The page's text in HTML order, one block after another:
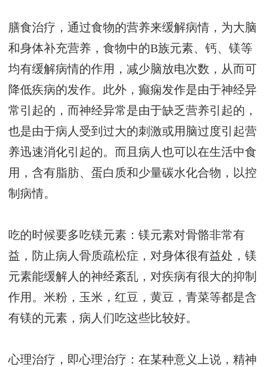
膳食治疗，通过食物的营养来缓解病情，为大脑
和身体补充营养，食物中的B族元素、钙、镁等
均有缓解病情的作用，减少脑放电次数，从而可
降低疾病的发作。此外，癫痫发作是由于神经异
常引起的，而神经异常是由于缺乏营养引起的，
也是由于病人受到过大的刺激或用脑过度引起营
养迅速消化引起的。而且病人也可以在生活中食
用，含有脂肪、蛋白质和少量碳水化合物，以控
制病情。
吃的时候要多吃镁元素：镁元素对骨骼非常有
益，防止病人骨质疏松症，对身体很有益处，镁
元素能缓解人的神经紊乱，对疾病有很大的抑制
作用。米粉，玉米，红豆，黄豆，青菜等都是含
有镁的元素，病人们吃这些比较好。
心理治疗，即心理治疗：在某种意义上说，精神